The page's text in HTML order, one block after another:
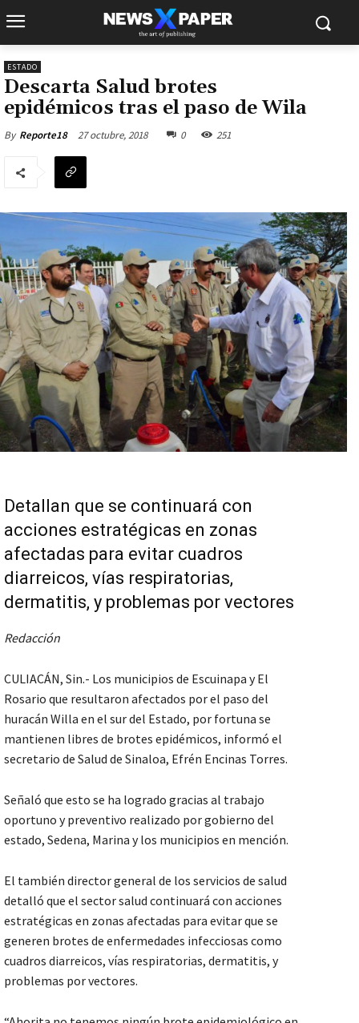
ESTADO
Descarta Salud brotes
epidémicos tras el paso de Wila
By Reporte18 27 octubre, 2018 0 251
Detallan que se continuará con
acciones estratégicas en zonas
afectadas para evitar cuadros
diarreicos, vías respiratorias,
dermatitis, y problemas por vectores
Redacción
CULIACÁN, Sin.- Los municipios de Escuinapa y El
Rosario que resultaron afectados por el paso del
huracán Willa en el sur del Estado, por fortuna se
mantienen libres de brotes epidémicos, informó el
secretario de Salud de Sinaloa, Efrén Encinas Torres.
Señaló que esto se ha logrado gracias al trabajo
oportuno y preventivo realizado por gobierno del
estado, Sedena, Marina y los municipios en mención.
El también director general de los servicios de salud
detalló que el sector salud continuará con acciones
estratégicas en zonas afectadas para evitar que se
generen brotes de enfermedades infecciosas como
cuadros diarreicos, vías respiratorias, dermatitis, y
problemas por vectores.